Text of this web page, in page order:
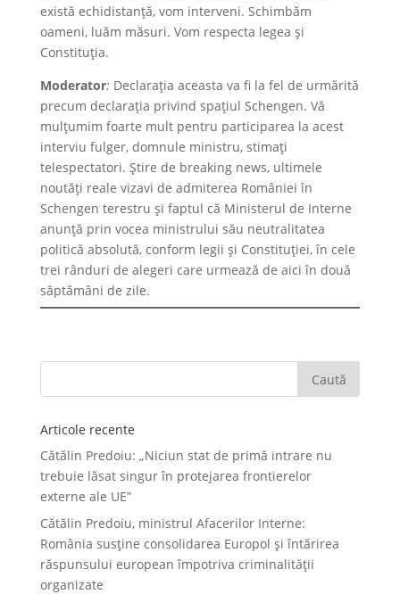
există echidistanță, vom interveni. Schimbăm
oameni, luăm măsuri. Vom respecta legea și
Constituția.
Moderator: Declarația aceasta va fi la fel de urmărită
precum declarația privind spațiul Schengen. Vă
mulțumim foarte mult pentru participarea la acest
interviu fulger, domnule ministru, stimați
telespectatori. Știre de breaking news, ultimele
noutăți reale vizavi de admiterea României în
Schengen terestru și faptul că Ministerul de Interne
anunță prin vocea ministrului său neutralitatea
politică absolută, conform legii și Constituției, în cele
trei rânduri de alegeri care urmează de aici în două
săptămâni de zile.
Articole recente
Cătălin Predoiu: „Niciun stat de primă intrare nu
trebuie lăsat singur în protejarea frontierelor
externe ale UE”
Cătălin Predoiu, ministrul Afacerilor Interne:
România susține consolidarea Europol și întărirea
răspunsului european împotriva criminalității
organizate